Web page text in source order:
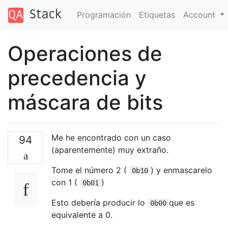
Programación Etiquetas Account
Operaciones de
precedencia y
máscara de bits
94
Me he encontrado con un caso
(aparentemente) muy extraño.
Tome el número 2 (
0b10 ) y enmascarelo
con 1 (
0b01 )
Esto debería producir lo
0b00 que es
equivalente a 0.